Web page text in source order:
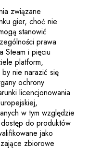
związane
gier, choć nie
stanowić
prawa
Steam i pięciu
platform,
nie narazić się
ochrony
licencjonowania
w tym względzie
do produktów
jako
zbiorowe